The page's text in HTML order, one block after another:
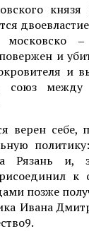
московско
и
и
союз между
ве­рен
Рязань и,
к
позже
Ивана